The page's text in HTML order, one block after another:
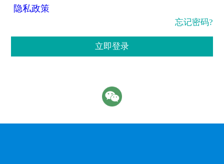
隐私政策
忘记密码?
立即登录